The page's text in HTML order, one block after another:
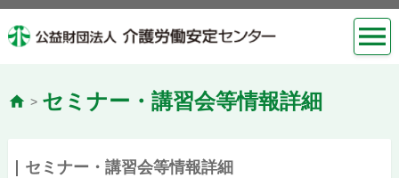
> セミナー・講習会等情報詳細
セミナー・講習会等情報詳細